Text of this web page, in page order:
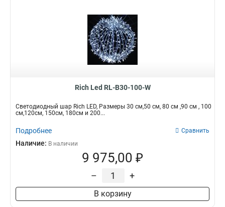
Rich Led RL-B30-100-W
Светодиодный шар Rich LED, Размеры 30 см,50 см, 80 см ,90 см , 100
см,120см, 150см, 180см и 200...
Подробнее Сравнить
Наличие: В наличии
9 975,00 ₽
– +
В корзину